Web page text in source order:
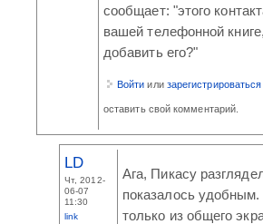
сообщает: "этого
вашей телефонной
добавить его?"
Войти или зарегистрироваться
оставить свой комментарий.
LD
Чт, 2012-
06-07
11:30
link
Ага, Пикасу
показалось удобным.
только из общего